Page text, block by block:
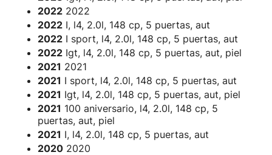
2022 2022
2022 I, l4, 2.0l, 148 cp, 5 puertas, aut
2022 I sport, l4, 2.0l, 148 cp, 5 puertas, aut
2022 Igt, l4, 2.0l, 148 cp, 5 puertas, aut, piel
2021 2021
2021 I sport, l4, 2.0l, 148 cp, 5 puertas, aut
2021 Igt, l4, 2.0l, 148 cp, 5 puertas, aut, piel
2021 100 aniversario, l4, 2.0l, 148 cp, 5
puertas, aut, piel
2021 I, l4, 2.0l, 148 cp, 5 puertas, aut
2020 2020